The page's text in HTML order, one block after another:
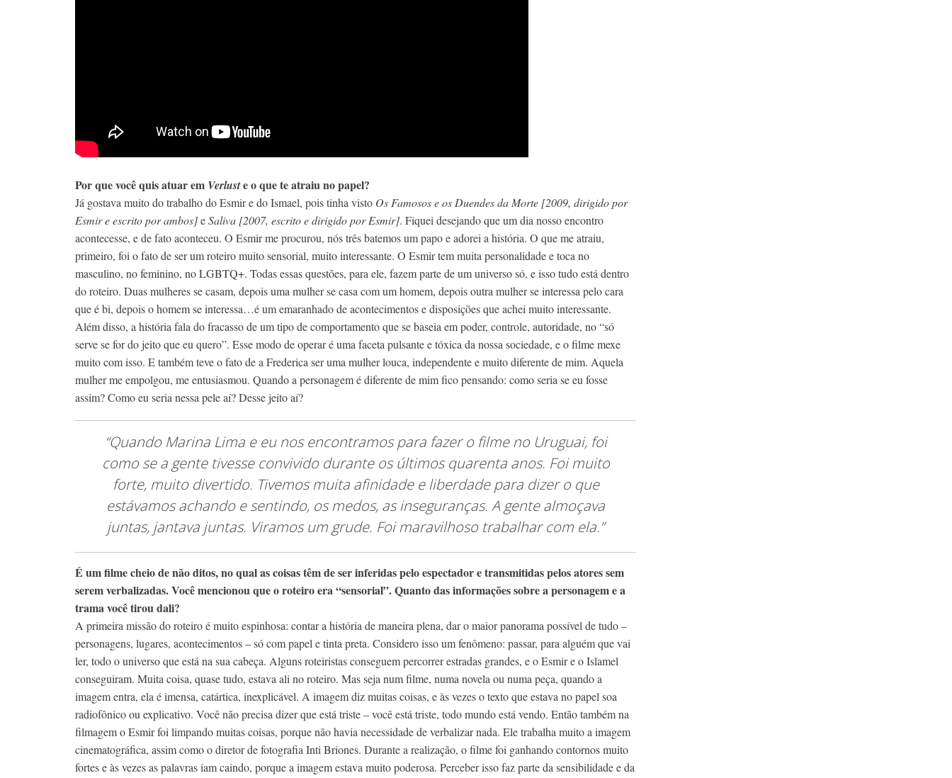
Por que você quis atuar em Verluste o que te atraiu no papel?
Já gostava muito do trabalho do Esmir e do Ismael, pois tinha visto Os Famosos e os Duendes da Morte [2009, dirigido por
Esmir e escrito por ambos]eSaliva [2007, escrito e dirigido por Esmir]. Fiquei desejando que um dia nosso encontro
acontecesse, e de fato aconteceu. O Esmir me procurou, nós três batemos um papo e adorei a história. O que me atraiu,
primeiro, foi o fato de ser um roteiro muito sensorial, muito interessante. O Esmir tem muita personalidade e toca no
masculino, no feminino, no LGBTQ+. Todas essas questões, para ele, fazem parte de um universo só, e isso tudo está dentro
do roteiro. Duas mulheres se casam, depois uma mulher se casa com um homem, depois outra mulher se interessa pelo cara
que é bi, depois o homem se interessa…é um emaranhado de acontecimentos e disposições que achei muito interessante.
Além disso, a história fala do fracasso de um tipo de comportamento que se baseia em poder, controle, autoridade, no “só
serve se for do jeito que eu quero”. Esse modo de operar é uma faceta pulsante e tóxica da nossa sociedade, e o filme mexe
muito com isso. E também teve o fato de a Frederica ser uma mulher louca, independente e muito diferente de mim. Aquela
mulher me empolgou, me entusiasmou. Quando a personagem é diferente de mim fico pensando: como seria se eu fosse
assim? Como eu seria nessa pele aí? Desse jeito aí?
“Quando Marina Lima e eu nos encontramos para fazer o filme no Uruguai, foi
como se a gente tivesse convivido durante os últimos quarenta anos. Foi muito
forte, muito divertido. Tivemos muita afinidade e liberdade para dizer o que
estávamos achando e sentindo, os medos, as inseguranças. A gente almoçava
juntas, jantava juntas. Viramos um grude. Foi maravilhoso trabalhar com ela.”
É um filme cheio de não ditos, no qual as coisas têm de ser inferidas pelo espectador e transmitidas pelos atores sem
serem verbalizadas. Você mencionou que o roteiro era “sensorial”. Quanto das informações sobre a personagem e a
trama você tirou dali?
A primeira missão do roteiro é muito espinhosa: contar a história de maneira plena, dar o maior panorama possível de tudo –
personagens, lugares, acontecimentos – só com papel e tinta preta. Considero isso um fenômeno: passar, para alguém que vai
ler, todo o universo que está na sua cabeça. Alguns roteiristas conseguem percorrer estradas grandes, e o Esmir e o Islamel
conseguiram. Muita coisa, quase tudo, estava ali no roteiro. Mas seja num filme, numa novela ou numa peça, quando a
imagem entra, ela é imensa, catártica, inexplicável. A imagem diz muitas coisas, e às vezes o texto que estava no papel soa
radiofônico ou explicativo. Você não precisa dizer que está triste – você está triste, todo mundo está vendo. Então também na
filmagem o Esmir foi limpando muitas coisas, porque não havia necessidade de verbalizar nada. Ele trabalha muito a imagem
cinematográfica, assim como o diretor de fotografia Inti Briones. Durante a realização, o filme foi ganhando contornos muito
fortes e às vezes as palavras iam caindo, porque a imagem estava muito poderosa. Perceber isso faz parte da sensibilidade e da